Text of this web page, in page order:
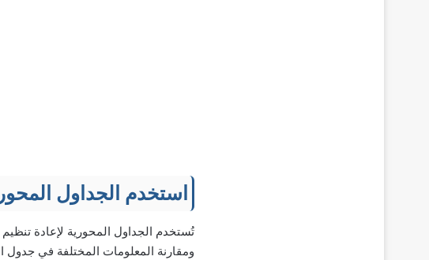
استخدم الجداول
تُستخدم الجداول المحورية لإعادة
ومقارنة المعلومات المختلفة في جدول